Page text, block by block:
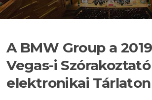
A BMW Group a
Vegas-i Szórakoztató
elektronikai Tárlaton